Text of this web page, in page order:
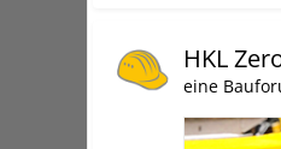
HKL
eine